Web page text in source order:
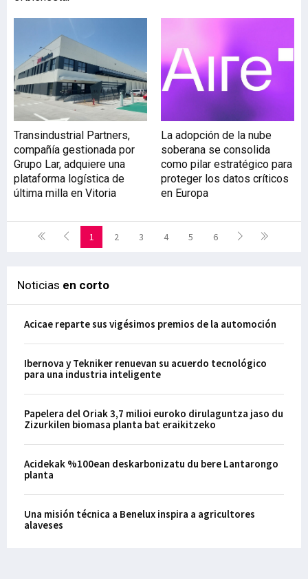
Transindustrial Partners,
compañía gestionada por
Grupo Lar, adquiere una
plataforma logística de
última milla en Vitoria
La adopción de la nube
soberana se consolida
como pilar estratégico para
proteger los datos críticos
en Europa
1 2 3 4 5 6
Noticias en corto
Acicae reparte sus vigésimos premios de la automoción
Ibernova y Tekniker renuevan su acuerdo tecnológico
para una industria inteligente
Papelera del Oriak 3,7 milioi euroko dirulaguntza jaso du
Zizurkilen biomasa planta bat eraikitzeko
Acidekak %100ean deskarbonizatu du bere Lantarongo
planta
Una misión técnica a Benelux inspira a agricultores
alaveses